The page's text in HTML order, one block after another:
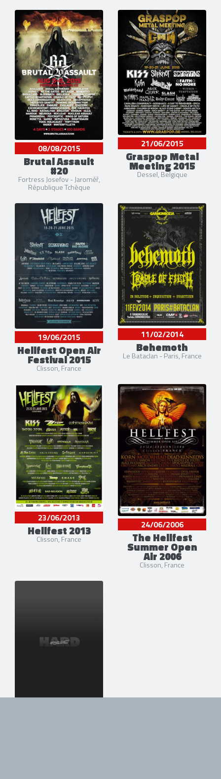
08/08/2015
Brutal Assault
#20
Fortress Josefov - Jaroměř,
République Tchèque
21/06/2015
Graspop Metal
Meeting 2015
Dessel, Belgique
19/06/2015
Hellfest Open Air
Festival 2015
Clisson, France
11/02/2014
Behemoth
Le Bataclan - Paris, France
23/06/2013
Hellfest 2013
Clisson, France
24/06/2006
The Hellfest
Summer Open
Air 2006
Clisson, France